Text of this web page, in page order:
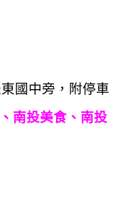
南投美食、南投